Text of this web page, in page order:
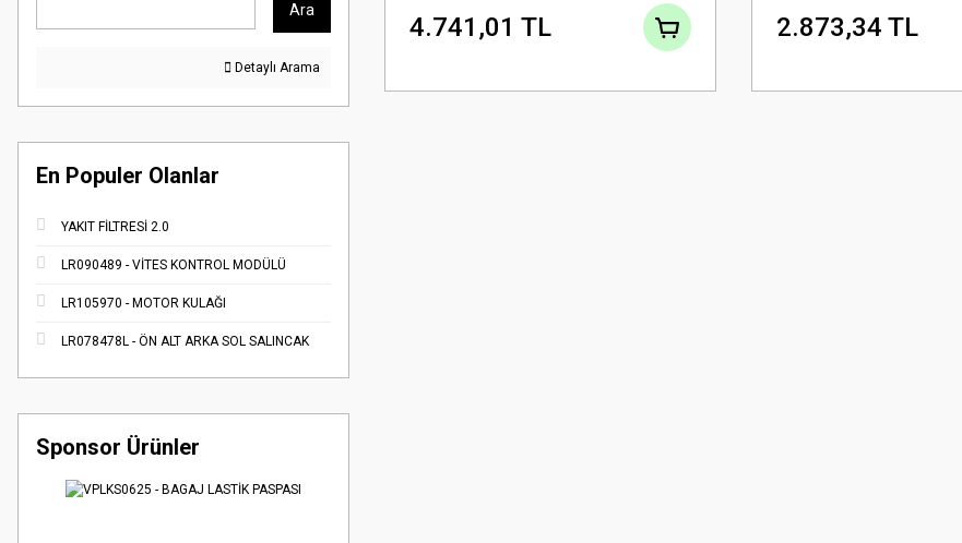
Ara
Detaylı Arama
En Populer Olanlar
YAKIT FİLTRESİ 2.0
LR090489 - VİTES KONTROL MODÜLÜ
LR105970 - MOTOR KULAĞI
LR078478L - ÖN ALT ARKA SOL SALINCAK
Sponsor Ürünler
4.741,01 TL 2.873,34 TL